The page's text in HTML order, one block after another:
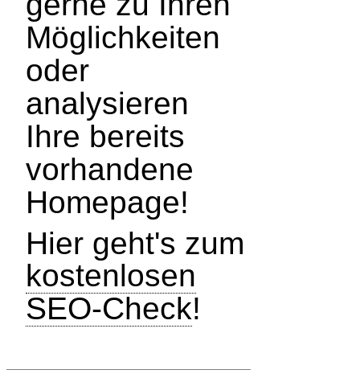
Möglichkeiten
oder
analysieren
Ihre bereits
vorhandene
Homepage!
Hier geht's zum
kostenlosen
SEO-Check!